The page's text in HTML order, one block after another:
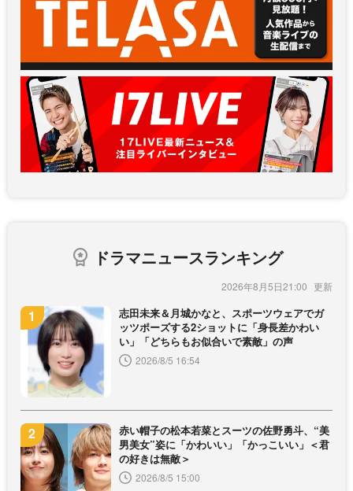
ドラマニュースランキング
2026年8月5日21:00
志田未来＆月城かなと、スポーツウェアでガ
ッツポーズする2ショットに「身長差かわい
い」「どちらもお似合いで素敵」の声
2026/8/5 16:54
赤い帽子の松本若菜とスーツの佐野勇斗、“美
男美女”姿に「かわいい」「かっこいい」＜君
の好きは無敵＞
2026/8/5 15:00